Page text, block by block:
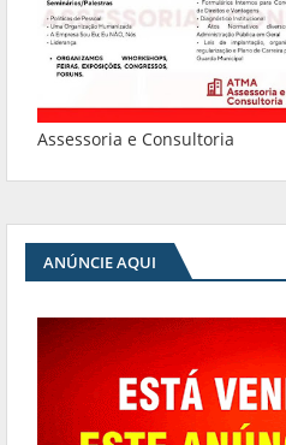
Assessoria e Consultoria
ANÚNCIE AQUI